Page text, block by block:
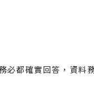
都確實回答，資料